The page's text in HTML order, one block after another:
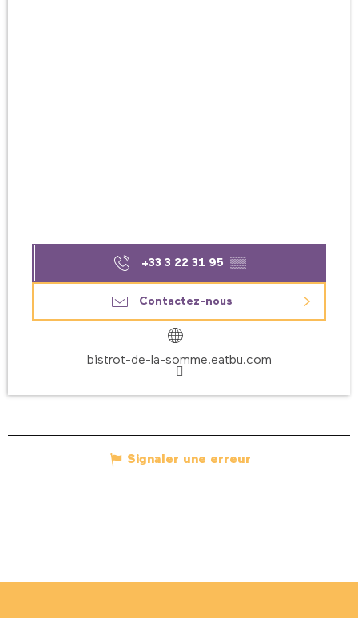
+33 3 22 31 95 ▒▒
Contactez-nous
bistrot-de-la-somme.eatbu.com
Signaler une erreur